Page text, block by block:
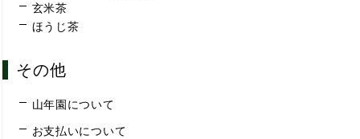
玄米茶
ほうじ茶
その他
山年園について
お支払いについて